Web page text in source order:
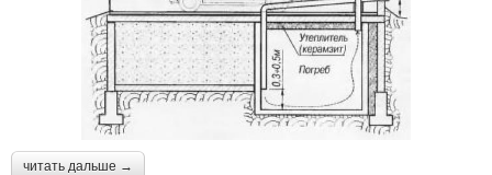
читать дальше →